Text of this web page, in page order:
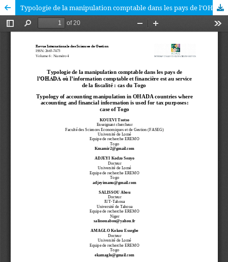
Typologie de la manipulation comptable dans les pays de l’OHADA où l’information comptable et financière est au service de la fiscalité : cas du Togo